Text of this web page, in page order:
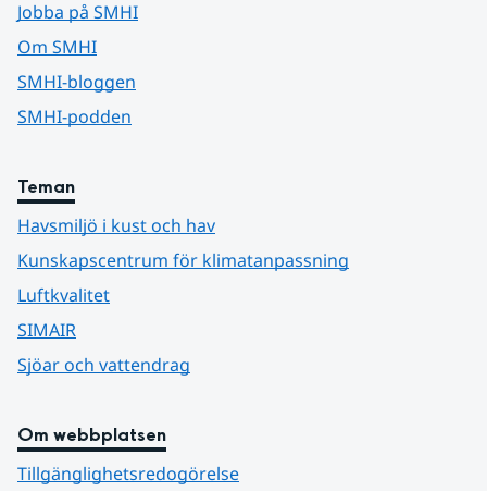
Jobba på SMHI
Om SMHI
SMHI-bloggen
SMHI-podden
Teman
Havsmiljö i kust och hav
Kunskapscentrum för klimatanpassning
Luftkvalitet
SIMAIR
Sjöar och vattendrag
Om webbplatsen
Tillgänglighetsredogörelse